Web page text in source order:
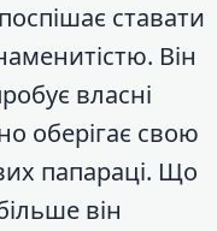
ставати
Він
власні
оберігає свою
папараці. Що
він